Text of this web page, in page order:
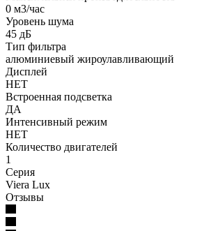
0 м3/час
Уровень шума
45 дБ
Тип фильтра
алюминиевый жироулавливающий
Дисплей
НЕТ
Встроенная подсветка
ДА
Интенсивный режим
НЕТ
Количество двигателей
1
Серия
Viera Lux
Отзывы